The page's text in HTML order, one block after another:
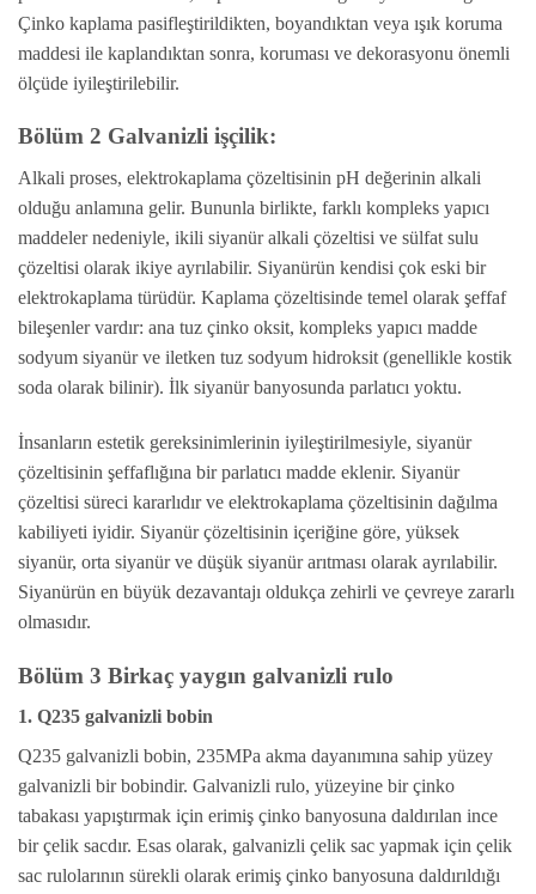
Çinko kaplama pasifleştirildikten, boyandıktan veya ışık koruma
maddesi ile kaplandıktan sonra, koruması ve dekorasyonu önemli
ölçüde iyileştirilebilir.
Bölüm 2 Galvanizli işçilik:
Alkali proses, elektrokaplama çözeltisinin pH değerinin alkali
olduğu anlamına gelir. Bununla birlikte, farklı kompleks yapıcı
maddeler nedeniyle, ikili siyanür alkali çözeltisi ve sülfat sulu
çözeltisi olarak ikiye ayrılabilir. Siyanürün kendisi çok eski bir
elektrokaplama türüdür. Kaplama çözeltisinde temel olarak şeffaf
bileşenler vardır: ana tuz çinko oksit, kompleks yapıcı madde
sodyum siyanür ve iletken tuz sodyum hidroksit (genellikle kostik
soda olarak bilinir). İlk siyanür banyosunda parlatıcı yoktu.
İnsanların estetik gereksinimlerinin iyileştirilmesiyle, siyanür
çözeltisinin şeffaflığına bir parlatıcı madde eklenir. Siyanür
çözeltisi süreci kararlıdır ve elektrokaplama çözeltisinin dağılma
kabiliyeti iyidir. Siyanür çözeltisinin içeriğine göre, yüksek
siyanür, orta siyanür ve düşük siyanür arıtması olarak ayrılabilir.
Siyanürün en büyük dezavantajı oldukça zehirli ve çevreye zararlı
olmasıdır.
Bölüm 3 Birkaç yaygın galvanizli rulo
1. Q235 galvanizli bobin
Q235 galvanizli bobin, 235MPa akma dayanımına sahip yüzey
galvanizli bir bobindir. Galvanizli rulo, yüzeyine bir çinko
tabakası yapıştırmak için erimiş çinko banyosuna daldırılan ince
bir çelik sacdır. Esas olarak, galvanizli çelik sac yapmak için çelik
sac rulolarının sürekli olarak erimiş çinko banyosuna daldırıldığı